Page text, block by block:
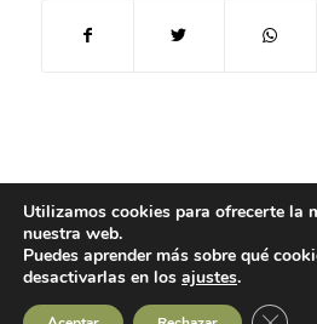
© Copyright 2024- Oleoteca | Todos los
|Política de Privacidad|Política de Cookies
Utilizamos cookies para ofrecerte la
nuestra web.
Puedes aprender más sobre qué
desactivarlas en los ajustes.